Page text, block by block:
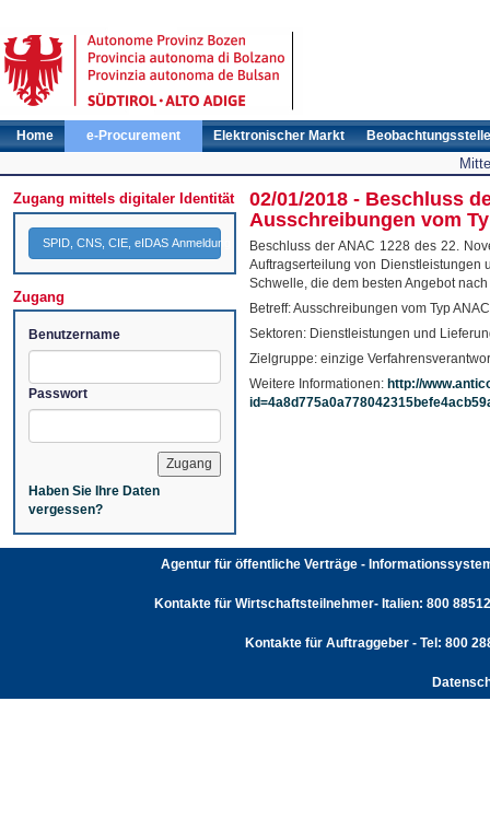
Home e-Procurement Elektronischer Markt Beobachtungsstelle
Zugang mittels digitaler Identität
SPID, CNS, CIE, eIDAS Anmeldung
Zugang
Benutzername
Passwort
Haben Sie Ihre Daten
vergessen?
02/01/2018 - Beschluss
Ausschreibungen vom
Beschluss der ANAC 1228 des 22.
Auftragserteilung von Dienstleistungen
Schwelle, die dem besten Angebot
Betreff: Ausschreibungen vom Typ ANAC
Sektoren: Dienstleistungen und
Zielgruppe: einzige
Weitere Informationen: http://
Agentur für öffentliche Verträge -
Kontakte für Wirtschaftsteilnehmer- Italien: 800
Kontakte für Auftraggeber - Tel: 800